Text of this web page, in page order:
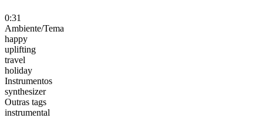
0:31
Ambiente/Tema
happy
uplifting
travel
holiday
Instrumentos
synthesizer
Outras tags
instrumental